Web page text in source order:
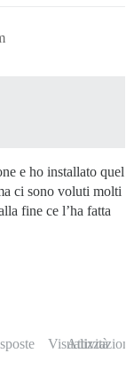
e ho installato quel
ci sono voluti molti
fine ce l’ha fatta
Visualizzazioni
Attività